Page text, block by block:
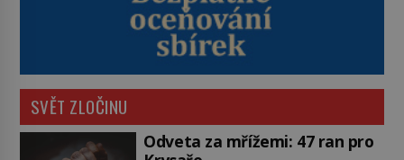
SVĚT ZLOČINU
Odveta za mřížemi: 47 ran pro